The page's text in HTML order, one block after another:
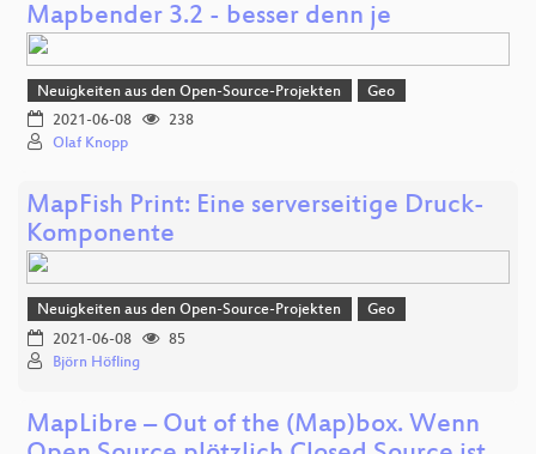
Mapbender 3.2 - besser denn je
Neuigkeiten aus den Open-Source-Projekten
Geo
2021-06-08
238
Olaf Knopp
MapFish Print: Eine serverseitige Druck-
Komponente
Neuigkeiten aus den Open-Source-Projekten
Geo
2021-06-08
85
Björn Höfling
MapLibre – Out of the (Map)box. Wenn